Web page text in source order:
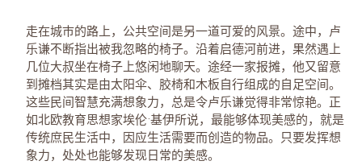
走在城巿的路上，公共空间是另一道可爱的风景。途中，卢
乐谦不断指出被我忽略的椅子。沿着启德河前进，果然遇上
几位大叔坐在椅子上悠闲地聊天。途经一家报摊，他又留意
到摊档其实是由太阳伞、胶椅和木板自行组成的自足空间。
这些民间智慧充满想象力，总是令卢乐谦觉得非常惊艳。正
如北欧教育思想家埃伦•基伊所说，最能够体现美感的，就是
传统庶民生活中，因应生活需要而创造的物品。只要发挥想
象力，处处也能够发现日常的美感。